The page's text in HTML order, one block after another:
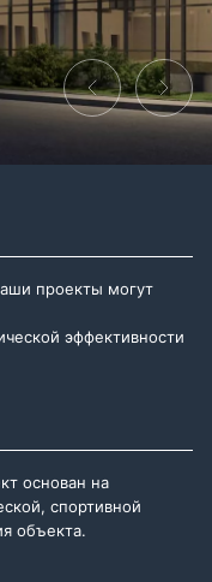
проекты могут
эффективности
основан на
спортивной
объекта.